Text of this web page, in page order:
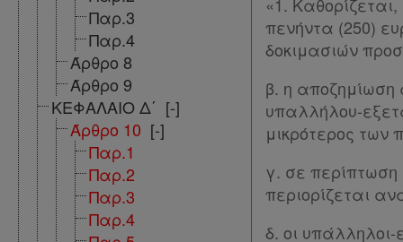
Διακρατικές
Συμφωνίες
Ελλάδας
Πληροφορίες
Εταιρεία
Επικοινωνία
Παρ.3
Παρ.4
Άρθρο 8
Άρθρο 9
ΚΕΦΑΛΑΙΟ Δ΄ [-]
Άρθρο 10 [-]
Παρ.1
Παρ.2
Παρ.3
Παρ.4
πενήντα (250)
δοκιμασιών
β. η αποζημίωση
υπαλλήλου-
μικρότερος των
γ. σε
περιορίζεται
δ. οι